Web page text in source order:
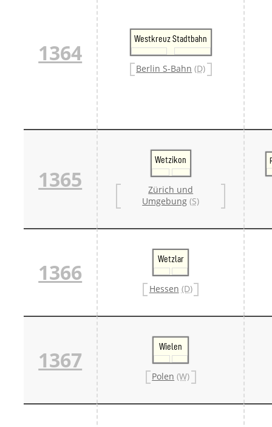
1364
Westkreuz Stadtbahn
Berlin S-Bahn (D)
1365
Wetzikon
Zürich und
Umgebung (S)
1366
Wetzlar
Hessen (D)
1367
Wielen
Polen (W)